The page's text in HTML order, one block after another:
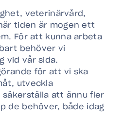
veterinärvård,
tiden är mogen ett
För att kunna arbeta
behöver vi
vid vår sida.
för att vi ska
utveckla
att ännu fler
de behöver, både idag